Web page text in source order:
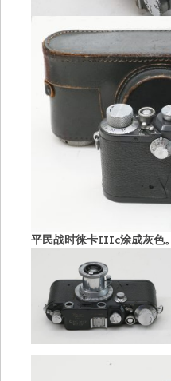
平民战时徕卡IIIc涂成灰色。